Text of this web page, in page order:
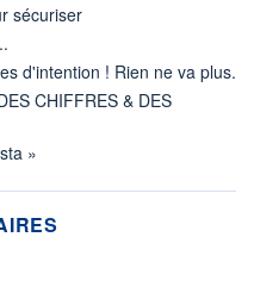
sécuriser
d'intention ! Rien ne va plus.
CHIFFRES & DES
»